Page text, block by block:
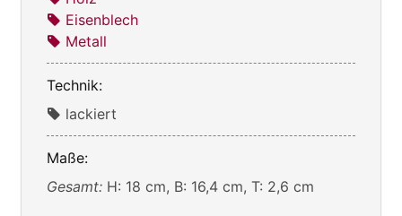
Eisenblech
Metall
Technik:
lackiert
Maße:
Gesamt: H: 18 cm, B: 16,4 cm, T: 2,6 cm